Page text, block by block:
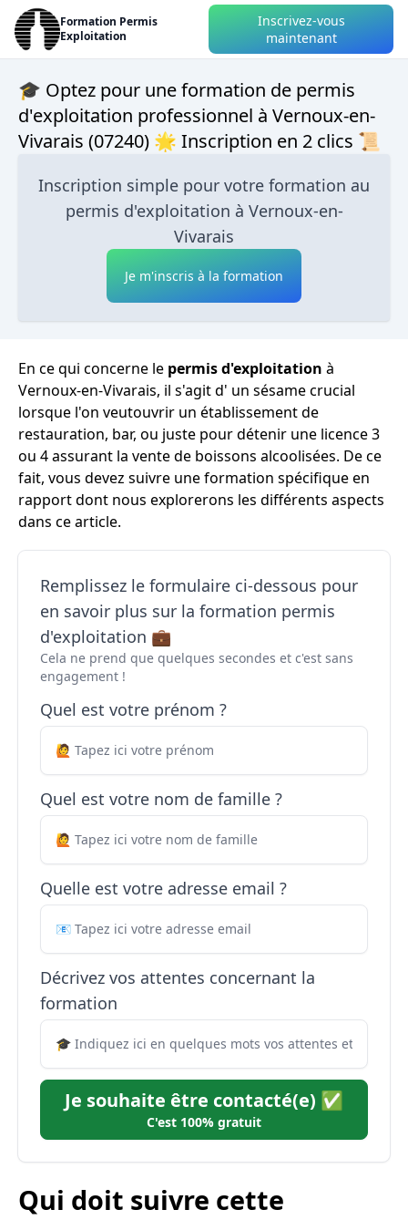
Formation Permis
Exploitation
Inscrivez-vous
maintenant
🎓 Optez pour une formation de permis
d'exploitation professionnel à Vernoux-en-
Vivarais (07240) 🌟 Inscription en 2 clics 📜
Inscription simple pour votre formation au
permis d'exploitation à Vernoux-en-
Vivarais
Je m'inscris à la formation
En ce qui concerne le permis d'exploitation à
Vernoux-en-Vivarais, il s'agit d' un sésame crucial
lorsque l'on veutouvrir un établissement de
restauration, bar, ou juste pour détenir une licence 3
ou 4 assurant la vente de boissons alcoolisées. De ce
fait, vous devez suivre une formation spécifique en
rapport dont nous explorerons les différents aspects
dans ce article.
Remplissez le formulaire ci-dessous pour
en savoir plus sur la formation permis
d'exploitation 💼
Cela ne prend que quelques secondes et c'est sans
engagement !
Quel est votre prénom ?
Quel est votre nom de famille ?
Quelle est votre adresse email ?
Décrivez vos attentes concernant la
formation
Je souhaite être contacté(e) ✅
C'est 100% gratuit
Qui doit suivre cette